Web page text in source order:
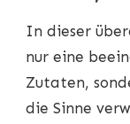
In dieser
nur eine
Zutaten,
die Sinne